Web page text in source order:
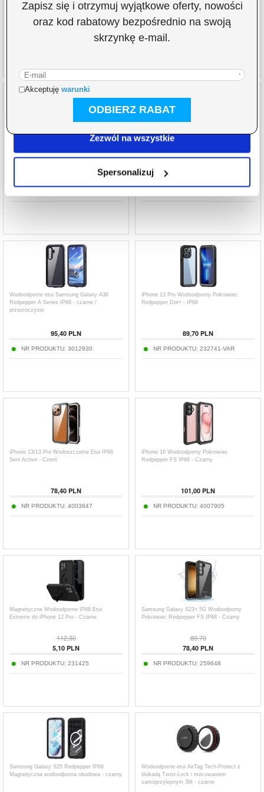
i reklam, aby oferować funkcje społecznościowe i
analizować ruch w naszej witrynie. Informacje o tym, jak
korzystasz z naszej witryny, udostępniamy partnerom
Partnerzy mogą połączyć te informacje z innymi danymi
otrzymanymi od Ciebie lub uzyskanymi podczas
korzystania z ich usług.
Zezwól na wszystkie
Spersonalizuj
89,70PLN 123,60 PLN
NR PRODUKTU:
iPhone 12 Wodoodporny Pokrowiec
Tech-Protect GA200 45m Etui wodoodporne
dla GoPro HERO 9/10/11/12/13 - Clear
Wodoodporne etui Samsung Galaxy A36
Redpepper A Series IP68 - czarne /
przezroczyste
95,40 PLN
NR PRODUKTU: 3012930
iPhone 13 Pro Wodoodporny Pokrowiec
Redpepper Dot+ - IP68
89,70 PLN
NR PRODUKTU: 232741-VAR
iPhone 13/13 Pro Wodoszczelne Etui IP68
Serii Active - Czerń
78,40 PLN
NR PRODUKTU: 4003847
iPhone 16 Wodoodporny Pokrowiec
Redpepper FS IP68 - Czarny
101,00 PLN
NR PRODUKTU: 4007905
Magnetyczne Wodoodporne IP68 Etui
Extreme do iPhone 12 Pro - Czarne
112,30
5,10 PLN
NR PRODUKTU: 231425
Samsung Galaxy S23+ 5G Wodoodporny
Pokrowiec Redpepper FS IP68 - Czarny
89,70
78,40 PLN
NR PRODUKTU: 259648
Samsung Galaxy S25 Redpepper IP68
Magnetyczna wodoodporna obudowa - czarny
Wodoodporne etui AirTag Tech-Protect z
blokadą Twist-Lock i mocowaniem
samoprzylepnym 3M - czarne